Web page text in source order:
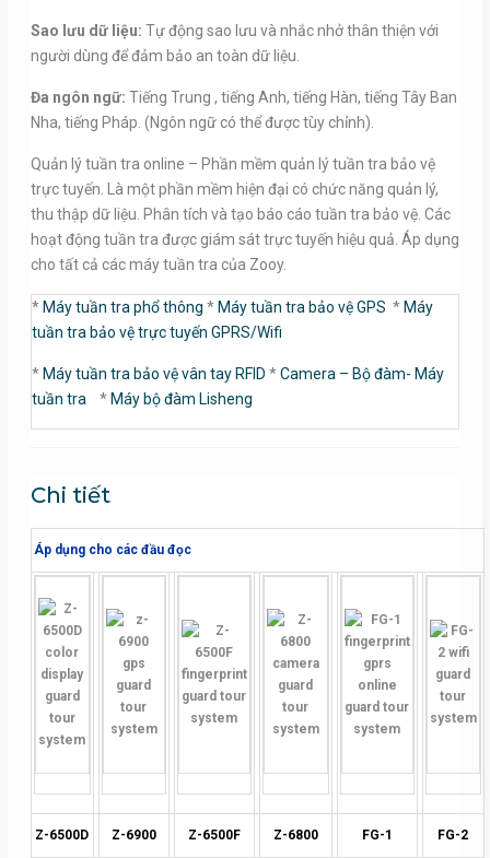
Sao lưu dữ liệu: Tự động sao lưu và nhắc nhở thân thiện với
người dùng để đảm bảo an toàn dữ liệu.
Đa ngôn ngữ: Tiếng Trung , tiếng Anh, tiếng Hàn, tiếng Tây Ban
Nha, tiếng Pháp. (Ngôn ngữ có thể được tùy chỉnh).
Quản lý tuần tra online – Phần mềm quản lý tuần tra bảo vệ
trực tuyến. Là một phần mềm hiện đại có chức năng quản lý,
thu thập dữ liệu. Phân tích và tạo báo cáo tuần tra bảo vệ. Các
hoạt động tuần tra được giám sát trực tuyến hiệu quả. Áp dụng
cho tất cả các máy tuần tra của Zooy.
* Máy tuần tra phổ thông * Máy tuần tra bảo vệ GPS * Máy
tuần tra bảo vệ trực tuyến GPRS/Wifi
* Máy tuần tra bảo vệ vân tay RFID *Camera – Bộ đàm- Máy
tuần tra* Máy bộ đàm Lisheng
Chi tiết
Áp dụng cho các đầu đọc
Z-6500D Z-6900 Z-6500F Z-6800 FG-1 FG-2